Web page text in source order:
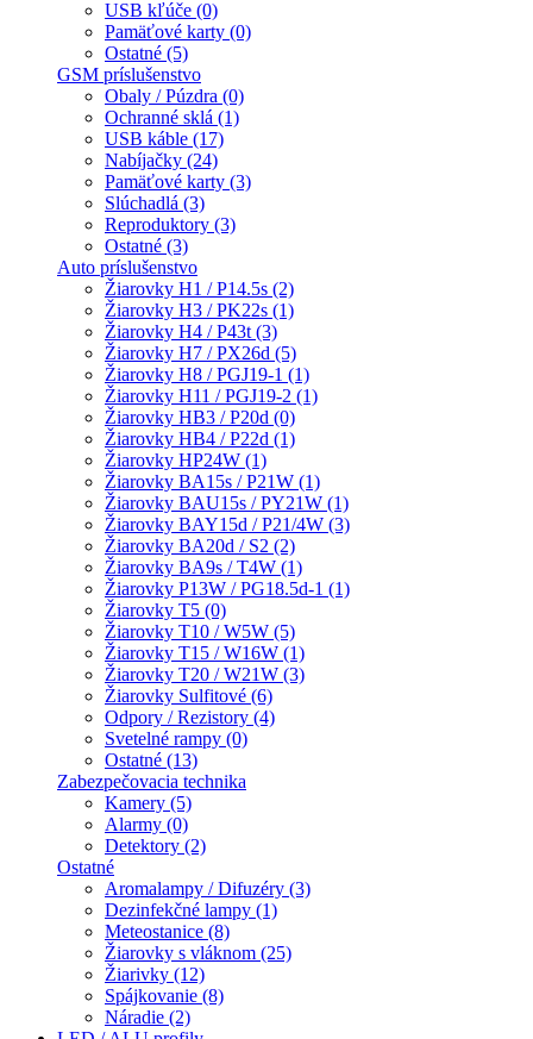
USB kľúče (0)
Pamäťové karty (0)
Ostatné (5)
GSM príslušenstvo
Obaly / Púzdra (0)
Ochranné sklá (1)
USB káble (17)
Nabíjačky (24)
Pamäťové karty (3)
Slúchadlá (3)
Reproduktory (3)
Ostatné (3)
Auto príslušenstvo
Žiarovky H1 / P14.5s (2)
Žiarovky H3 / PK22s (1)
Žiarovky H4 / P43t (3)
Žiarovky H7 / PX26d (5)
Žiarovky H8 / PGJ19-1 (1)
Žiarovky H11 / PGJ19-2 (1)
Žiarovky HB3 / P20d (0)
Žiarovky HB4 / P22d (1)
Žiarovky HP24W (1)
Žiarovky BA15s / P21W (1)
Žiarovky BAU15s / PY21W (1)
Žiarovky BAY15d / P21/4W (3)
Žiarovky BA20d / S2 (2)
Žiarovky BA9s / T4W (1)
Žiarovky P13W / PG18.5d-1 (1)
Žiarovky T5 (0)
Žiarovky T10 / W5W (5)
Žiarovky T15 / W16W (1)
Žiarovky T20 / W21W (3)
Žiarovky Sulfitové (6)
Odpory / Rezistory (4)
Svetelné rampy (0)
Ostatné (13)
Zabezpečovacia technika
Kamery (5)
Alarmy (0)
Detektory (2)
Ostatné
Aromalampy / Difuzéry (3)
Dezinfekčné lampy (1)
Meteostanice (8)
Žiarovky s vláknom (25)
Žiarivky (12)
Spájkovanie (8)
Náradie (2)